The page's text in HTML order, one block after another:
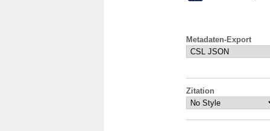
Metadaten-Export
Zitation